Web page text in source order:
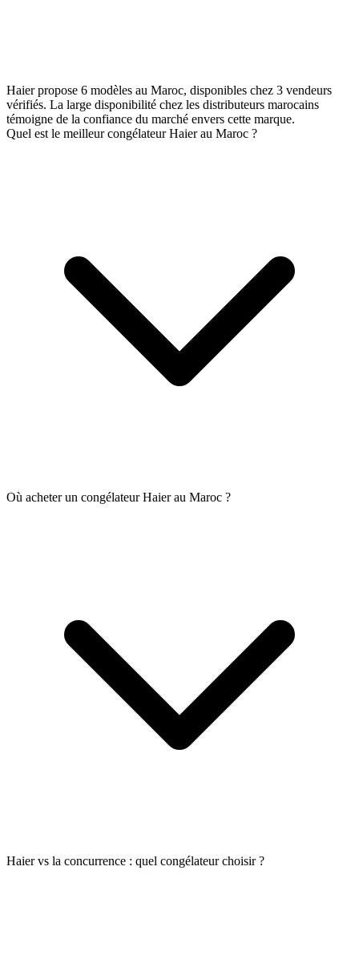
Haier propose 6 modèles au Maroc, disponibles chez 3 vendeurs
vérifiés. La large disponibilité chez les distributeurs marocains
témoigne de la confiance du marché envers cette marque.
Quel est le meilleur congélateur Haier au Maroc ?
Où acheter un congélateur Haier au Maroc ?
Haier vs la concurrence : quel congélateur choisir ?